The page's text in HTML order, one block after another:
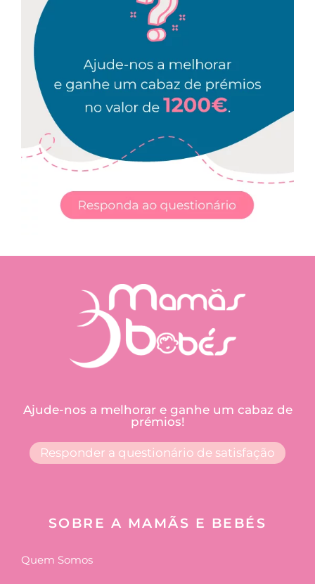
Ajude-nos a melhorar e ganhe um cabaz de
prémios!
Responder a questionário de satisfação
SOBRE A MAMÃS E BEBÉS
Quem Somos